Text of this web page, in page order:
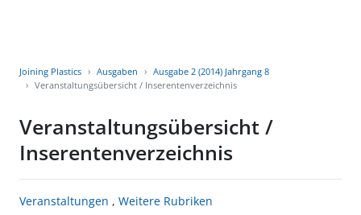
Joining Plastics Ausgaben
Ausgabe 2 (2014) Jahrgang 8
Veranstaltungsübersicht / Inserentenverzeichnis
Veranstaltungsübersicht /
Inserentenverzeichnis
Veranstaltungen , Weitere Rubriken